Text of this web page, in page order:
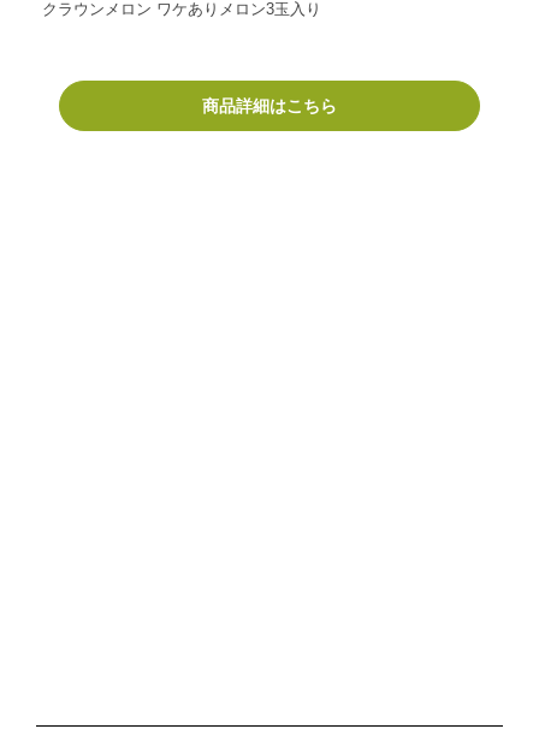
クラウンメロン ワケありメロン3玉入り
商品詳細はこちら